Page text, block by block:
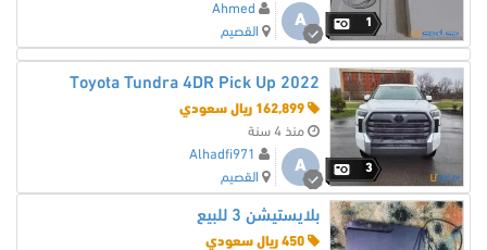
1
A
Ahmed
القصيم
3
2022 Toyota Tundra 4DR Pick Up
منذ 4 سنة
A
Alhadfi971
القصيم
بلايستيشن 3 للبيع